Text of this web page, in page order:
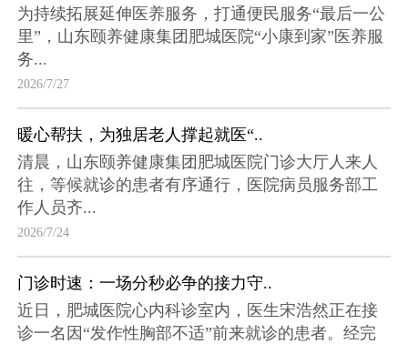
为持续拓展延伸医养服务，打通便民服务“最后一公
里”，山东颐养健康集团肥城医院“小康到家”医养服
务...
2026/7/27
暖心帮扶，为独居老人撑起就医“..
清晨，山东颐养健康集团肥城医院门诊大厅人来人
往，等候就诊的患者有序通行，医院病员服务部工
作人员齐...
2026/7/24
门诊时速：一场分秒必争的接力守..
近日，肥城医院心内科诊室内，医生宋浩然正在接
诊一名因“发作性胸部不适”前来就诊的患者。经完